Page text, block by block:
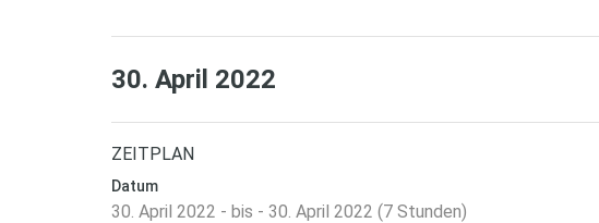
30. April 2022
ZEITPLAN
Datum
30. April 2022 - bis - 30. April 2022 (7 Stunden)